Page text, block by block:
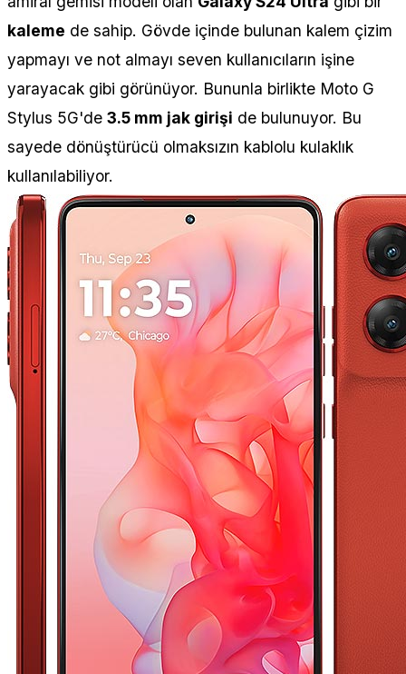
kaleme de sahip. Gövde içinde bulunan kalem çizim
yapmayı ve not almayı seven kullanıcıların işine
yarayacak gibi görünüyor. Bununla birlikte Moto G
Stylus 5G'de 3.5 mm jak girişi de bulunuyor. Bu
sayede dönüştürücü olmaksızın kablolu kulaklık
kullanılabiliyor.